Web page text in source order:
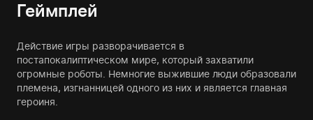
Геймплей
Действие игры разворачивается в
постапокалиптическом мире, который захватили
огромные роботы. Немногие выжившие люди образовали
племена, изгнанницей одного из них и является главная
героиня.